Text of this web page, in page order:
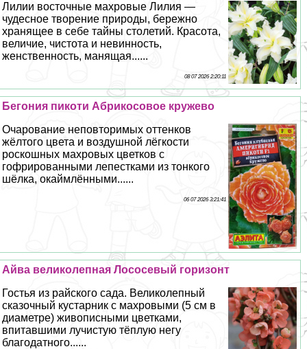
Лилии восточные махровые Лилия —
чудесное творение природы, бережно
хранящее в себе тайны столетий. Красота,
величие, чистота и невинность,
женственность, манящая......
08 07 2026 2:20:11
Бегония пикоти Абрикосовое кружево
Очарование неповторимых оттенков
жёлтого цвета и воздушной лёгкости
роскошных махровых цветков с
гофрированными лепестками из тонкого
шёлка, окаймлёнными......
06 07 2026 3:21:41
Айва великолепная Лососевый горизонт
Гостья из райского сада. Великолепный
сказочный кустарник с махровыми (5 см в
диаметре) живописными цветками,
впитавшими лучистую тёплую негу
благодатного......